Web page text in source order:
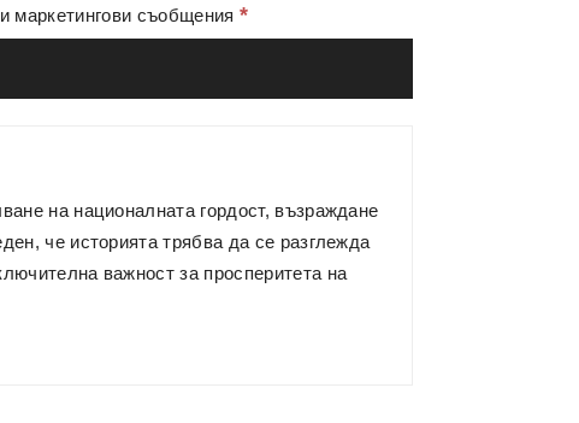
маркетингови съобщения *
на националната гордост, възраждане
че историята трябва да се разглежда
важност за просперитета на